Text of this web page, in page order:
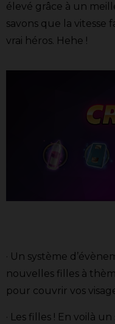
élevé grâce à un
savons que la vitesse
vrai héros. Hehe !
· Un système
nouvelles filles à
pour couvrir vos
· Les filles ! En voilà